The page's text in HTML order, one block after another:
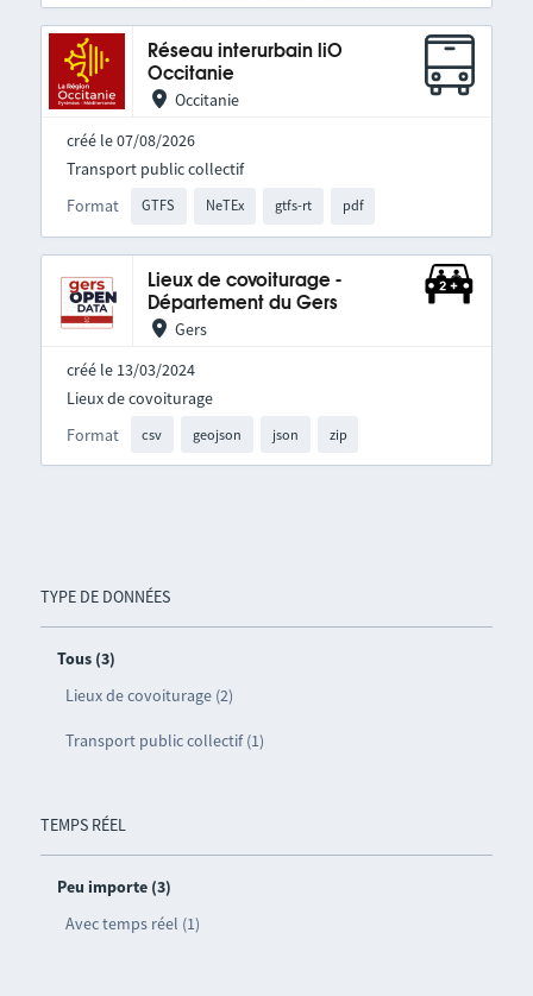
TYPE DE DONNÉES
Tous (3)
Lieux de covoiturage (2)
Transport public collectif (1)
TEMPS RÉEL
Peu importe (3)
Avec temps réel (1)
Réseau interurbain liO
Occitanie
Occitanie
créé le 07/08/2026
Format GTFS NeTEx gtfs-rt pdf
Transport public collectif
Lieux de covoiturage -
Département du Gers
Gers
créé le 13/03/2024
Format csv geojson json zip
Lieux de covoiturage